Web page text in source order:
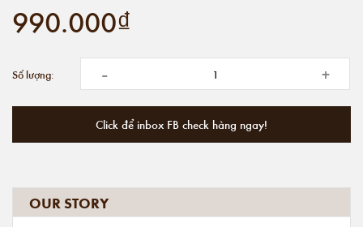
990.000₫
Số lượng: - +
Click để inbox FB check hàng ngay!
OUR STORY